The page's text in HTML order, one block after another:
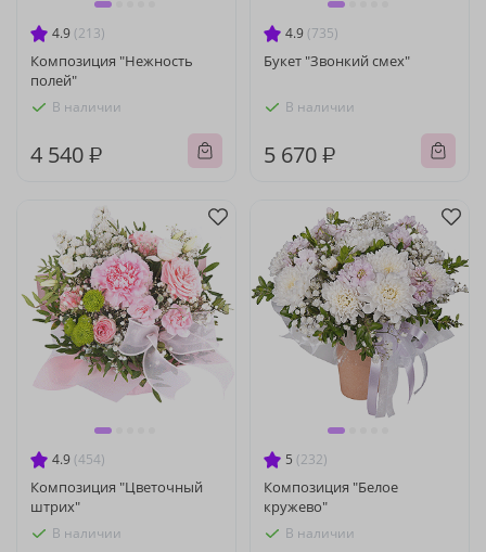
4.9 (213)
Композиция "Нежность
полей"
В наличии
4 540 ₽
4.9 (735)
Букет "Звонкий смех"
В наличии
5 670 ₽
4.9 (454)
Композиция "Цветочный
штрих"
В наличии
5 (232)
Композиция "Белое
кружево"
В наличии